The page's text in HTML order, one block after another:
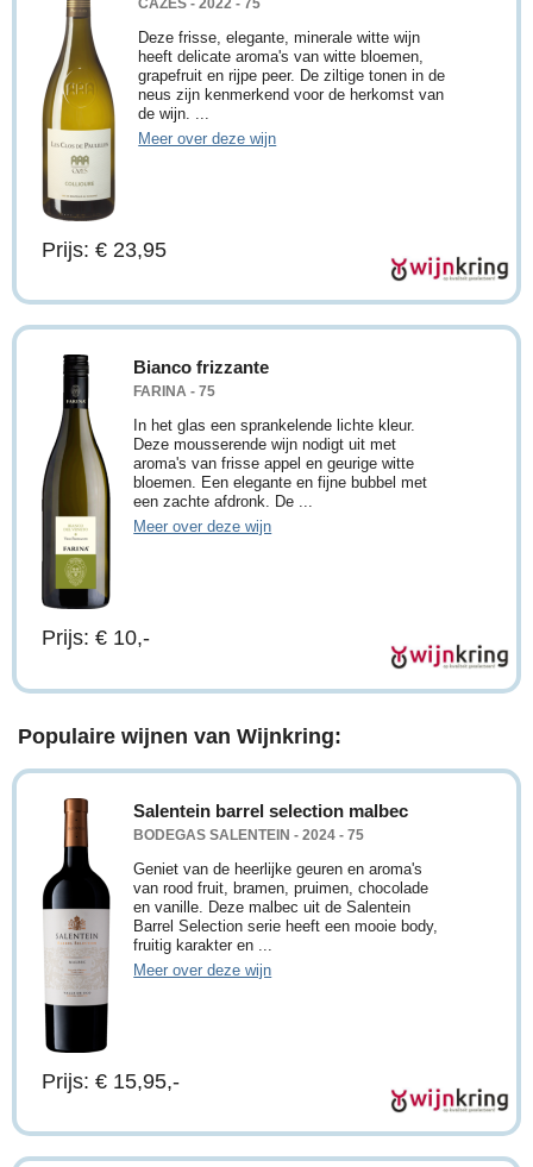
Deze frisse, elegante, minerale witte wijn
heeft delicate aroma's van witte bloemen,
grapefruit en rijpe peer. De ziltige tonen in de
neus zijn kenmerkend voor de herkomst van
de wijn. ...
Meer over deze wijn
Prijs: € 23,95
Bianco frizzante
FARINA - 75
In het glas een sprankelende lichte kleur.
Deze mousserende wijn nodigt uit met
aroma's van frisse appel en geurige witte
bloemen. Een elegante en fijne bubbel met
een zachte afdronk. De ...
Meer over deze wijn
Prijs: € 10,-
Populaire wijnen van Wijnkring:
Salentein barrel selection malbec
BODEGAS SALENTEIN - 2024 - 75
Geniet van de heerlijke geuren en aroma's
van rood fruit, bramen, pruimen, chocolade
en vanille. Deze malbec uit de Salentein
Barrel Selection serie heeft een mooie body,
fruitig karakter en ...
Meer over deze wijn
Prijs: € 15,95,-